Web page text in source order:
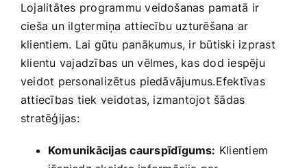
Lojalitātes programmu veidošanas ‌pamatā ‍ir​
cieša un ilgtermiņa attiecību ‌uzturēšana​ ar
klientiem. Lai gūtu panākumus, ir būtiski izprast⁤
klientu vajadzības un vēlmes, kas dod iespēju
veidot personalizētus⁤ piedāvājumus.Efektīvas
attiecības tiek⁣ veidotas,‌ izmantojot ‌šādas
stratēģijas:
Komunikācijas caurspīdīgums: Klientiem